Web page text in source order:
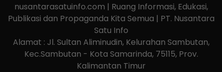
nusantarasatuinfo.com | Ruang Informasi, Edukasi,
Publikasi dan Propaganda Kita Semua | PT. Nusantara
Satu Info
Alamat : Jl. Sultan Aliminudin, Kelurahan Sambutan,
Kec.Sambutan - Kota Samarinda, 75115, Prov.
Kalimantan Timur